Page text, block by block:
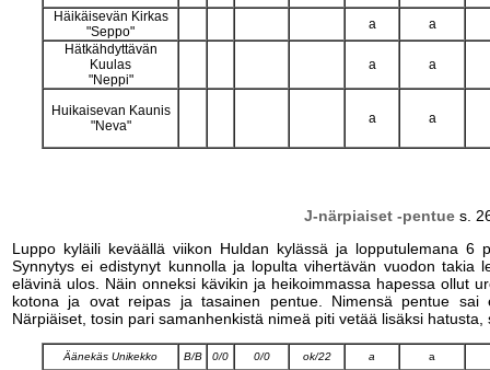
Häikäisevän Kirkas
"Seppo"
a
a
Hätkähdyttävän
Kuulas
"Neppi"
a a
Huikaisevan Kaunis
"Neva"
a a
J-närpiaiset -pentues.
Luppo kyläili keväällä viikon Huldan kylässä ja lopputulemana 6
Synnytys ei edistynyt kunnolla ja lopulta vihertävän vuodon takia
elävinä ulos. Näin onneksi kävikin ja heikoimmassa hapessa ollut
kotona ja ovat reipas ja tasainen pentue. Nimensä pentue sai
Närpiäiset, tosin pari samanhenkistä nimeä piti vetää lisäksi
Äänekäs Unikekko B/B 0/0 0/0 ok/22 a
a